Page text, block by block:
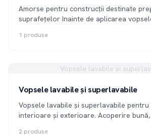
Amorse pentru construcții destinate
suprafețelor înainte de aplicarea
1 produse
Vopsele lavabile și
Vopsele lavabile și superlavabile
Vopsele lavabile și superlavabile
interioare și exterioare. Acoperire
2 produse